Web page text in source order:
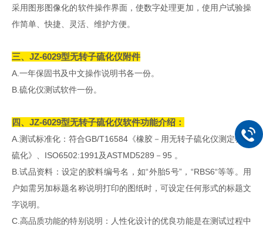
采用图形图像化的软件操作界面，使数字处理更加，使用户试验操
作简单、快捷、灵活、维护方便。
三、 JZ-6029型无转子硫化仪附件
A.一年保固书及中文操作说明书各一份。
B.硫化仪测试软件一份。
四、 JZ-6029型无转子硫化仪软件功能介绍：
A.测试标准化：符合GB/T16584《橡胶－用无转子硫化仪测定特性
硫化》、ISO6502:1991及ASTMD5289－95 。
B.试品资料：设定的胶料编号名，如“外胎5号”，“RBS6“等等。用
户如需另加标题名称说明打印的图纸时，可设定任何形式的标题文
字说明。
C.高品质功能的特别说明：人性化设计的优良功能是在测试过程中